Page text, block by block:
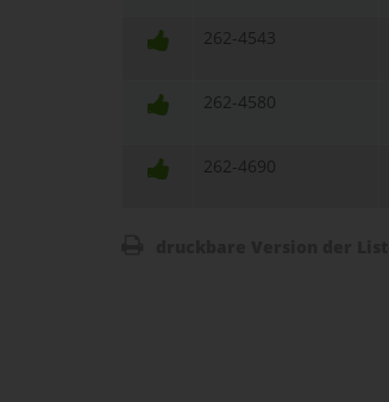
262-4543
262-4580
262-4690